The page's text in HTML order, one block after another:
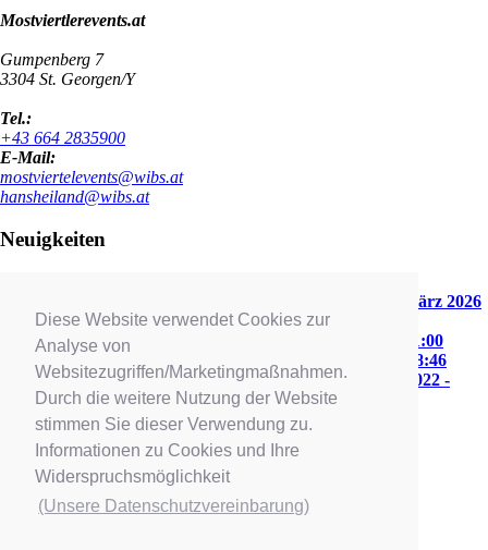
Diese Website verwendet Cookies zur
Analyse von
Websitezugriffen/Marketingmaßnahmen.
Durch die weitere Nutzung der Website
stimmen Sie dieser Verwendung zu.
Informationen zu Cookies und Ihre
Widerspruchsmöglichkeit
(Unsere Datenschutzvereinbarung)
Mostviertlerevents.at
Gumpenberg 7
3304 St. Georgen/Y
Tel.:
+43 664 2835900
E-Mail:
mostviertelevents@wibs.at
hansheiland@wibs.at
Neuigkeiten
28. März 2026
- 08:33
Frühlingsfest des Schlagers 2024
22. März 2024 - 21:00
Tiroler Bergweihnacht 2023
22. Dezember 2023 - 08:46
Volkstümliche Starweihnacht 202223. Dezember 2022 -
10:28
© Copyright - www.mostviertelevents.at
Facebook